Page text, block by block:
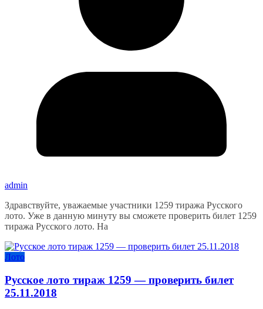
admin
Здравствуйте, уважаемые участники 1259 тиража Русского
лото. Уже в данную минуту вы сможете проверить билет 1259
тиража Русского лото. На
Лото
Русское лото тираж 1259 — проверить билет
25.11.2018